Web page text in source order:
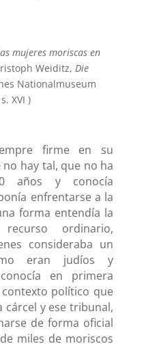
mujeres moriscas en
Weiditz,Die
Nationalmuseum
XVI )
firme en su
hay tal, que no ha
años y conocía
enfrentarse a la
forma entendía la
ordinario,
consideraba un
eran judíos y
en primera
político que
cárcel y ese tribunal,
de forma oficial
miles de moriscos